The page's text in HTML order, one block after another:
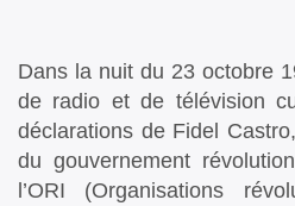
Dans la nuit du 23 octobre
de radio et de télévision
déclarations de Fidel
du gouvernement
l’ORI (Organisations